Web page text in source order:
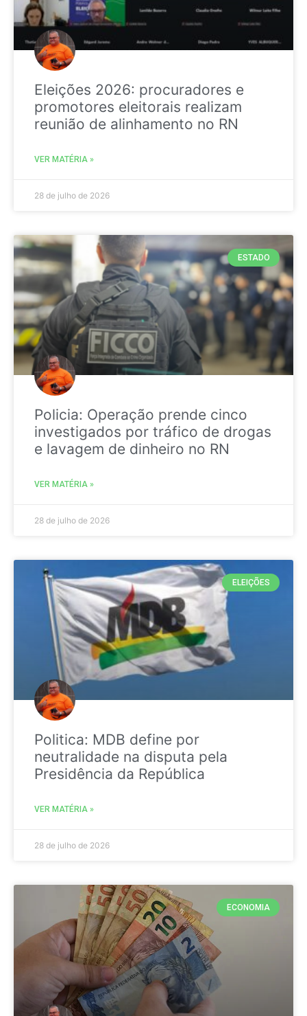
Eleições 2026: procuradores e
promotores eleitorais realizam
reunião de alinhamento no RN
VER MATÉRIA »
28 de julho de 2026
ESTADO
Policia: Operação prende cinco
investigados por tráfico de drogas
e lavagem de dinheiro no RN
VER MATÉRIA »
28 de julho de 2026
ELEIÇÕES
Politica: MDB define por
neutralidade na disputa pela
Presidência da República
VER MATÉRIA »
28 de julho de 2026
ECONOMIA